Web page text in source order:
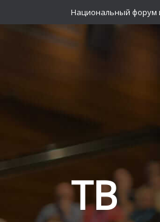
Национальный форум
ТВ